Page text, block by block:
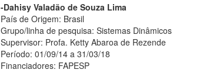
-Dahisy Valadão de Souza Lima
País de Origem: Brasil
Grupo/linha de pesquisa: Sistemas Dinâmicos
Supervisor: Profa. Ketty Abaroa de Rezende
Período: 01/09/14 a 31/03/18
Financiadores: FAPESP